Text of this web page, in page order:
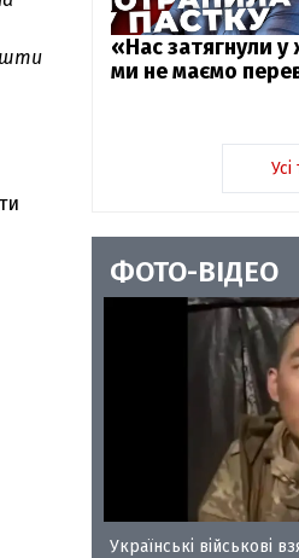
«Нас затягнули у
ми не маємо
ФОТО-ВІДЕО
Українські військові